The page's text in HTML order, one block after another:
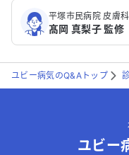
平塚市民病院 皮膚科
髙岡 真梨子 監修
ユビー病気のQ&Aトップ
ユビー